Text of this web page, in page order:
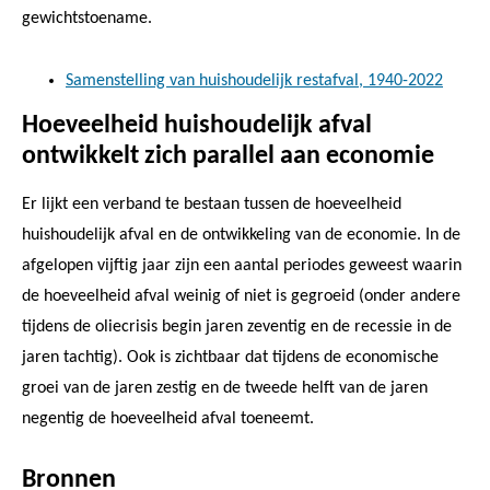
gewichtstoename.
Samenstelling van huishoudelijk restafval, 1940-2022
Hoeveelheid huishoudelijk afval
ontwikkelt zich parallel aan economie
Er lijkt een verband te bestaan tussen de hoeveelheid
huishoudelijk afval en de ontwikkeling van de economie. In de
afgelopen vijftig jaar zijn een aantal periodes geweest waarin
de hoeveelheid afval weinig of niet is gegroeid (onder andere
tijdens de oliecrisis begin jaren zeventig en de recessie in de
jaren tachtig). Ook is zichtbaar dat tijdens de economische
groei van de jaren zestig en de tweede helft van de jaren
negentig de hoeveelheid afval toeneemt.
Bronnen